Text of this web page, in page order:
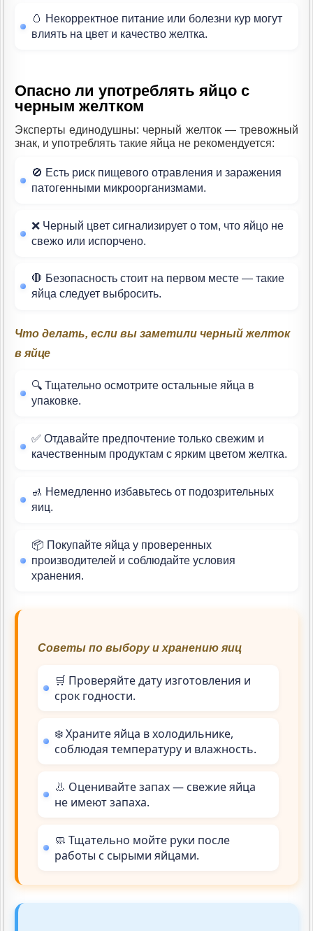
🥚 Некорректное питание или болезни кур могут
влиять на цвет и качество желтка.
Опасно ли употреблять яйцо с
черным желтком
Эксперты единодушны: черный желток — тревожный
знак, и употреблять такие яйца не рекомендуется:
🚫 Есть риск пищевого отравления и заражения
патогенными микроорганизмами.
❌ Черный цвет сигнализирует о том, что яйцо не
свежо или испорчено.
🛑 Безопасность стоит на первом месте — такие
яйца следует выбросить.
Что делать, если вы заметили черный желток
в яйце
🔍 Тщательно осмотрите остальные яйца в
упаковке.
✅ Отдавайте предпочтение только свежим и
качественным продуктам с ярким цветом желтка.
🚮 Немедленно избавьтесь от подозрительных
яиц.
📦 Покупайте яйца у проверенных
производителей и соблюдайте условия
хранения.
Советы по выбору и хранению яиц
🛒 Проверяйте дату изготовления и
срок годности.
❄️ Храните яйца в холодильнике,
соблюдая температуру и влажность.
👃 Оценивайте запах — свежие яйца
не имеют запаха.
🧼 Тщательно мойте руки после
работы с сырыми яйцами.